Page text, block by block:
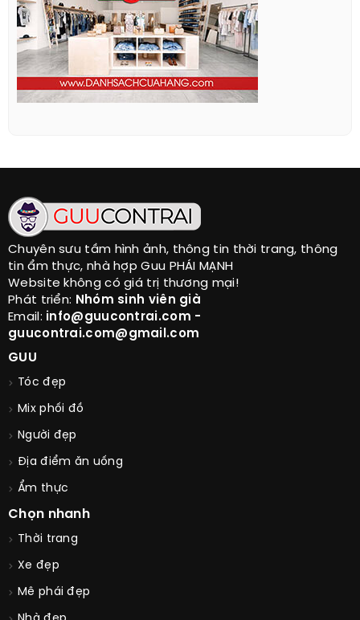
Chuyên sưu tầm hình ảnh, thông tin thời trang, thông
tin ẩm thực, nhà hợp Guu PHÁI MẠNH
Website không có giá trị thương mại!
Phát triển: Nhóm sinh viên già
Email: info@guucontrai.com -
guucontrai.com@gmail.com
GUU
Tóc đẹp
Mix phối đồ
Người đẹp
Địa điểm ăn uống
Ẩm thực
Chọn nhanh
Thời trang
Xe đẹp
Mê phái đẹp